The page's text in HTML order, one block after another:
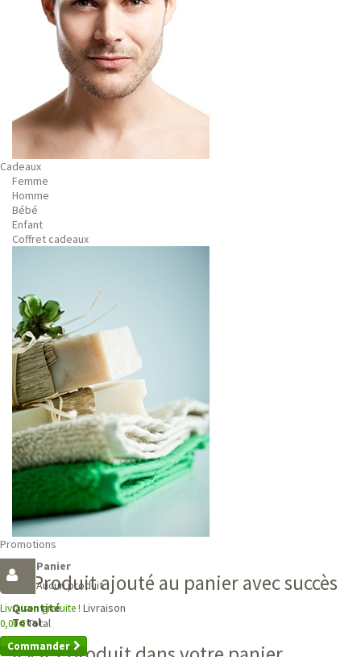
Cadeaux
Femme
Homme
Bébé
Enfant
Coffret cadeaux
Promotions
Panier
Aucun produit
Livraison gratuite ! Livraison
0,00 €Total
Commander
Produit ajouté au panier avec succès
Quantité
Total